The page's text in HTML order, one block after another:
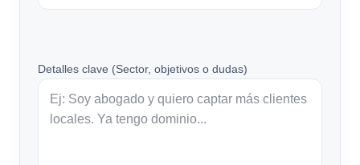
Detalles clave (Sector, objetivos o dudas)